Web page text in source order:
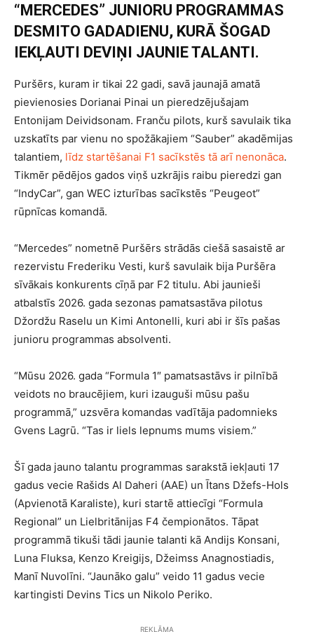
“MERCEDES” JUNIORU PROGRAMMAS
DESMITO GADADIENU, KURĀ ŠOGAD
IEKĻAUTI DEVIŅI JAUNIE TALANTI.
Puršērs, kuram ir tikai 22 gadi, savā jaunajā amatā
pievienosies Dorianai Pinai un pieredzējušajam
Entonijam Deividsonam. Franču pilots, kurš savulaik tika
uzskatīts par vienu no spožākajiem “Sauber” akadēmijas
talantiem, līdz startēšanai F1 sacīkstēs tā arī nenonāca.
Tikmēr pēdējos gados viņš uzkrājis raibu pieredzi gan
“IndyCar”, gan WEC izturības sacīkstēs “Peugeot”
rūpnīcas komandā.
“Mercedes” nometnē Puršērs strādās ciešā sasaistē ar
rezervistu Frederiku Vesti, kurš savulaik bija Puršēra
sīvākais konkurents cīņā par F2 titulu. Abi jaunieši
atbalstīs 2026. gada sezonas pamatsastāva pilotus
Džordžu Raselu un Kimi Antonelli, kuri abi ir šīs pašas
junioru programmas absolventi.
“Mūsu 2026. gada “Formula 1″ pamatsastāvs ir pilnībā
veidots no braucējiem, kuri izauguši mūsu pašu
programmā,” uzsvēra komandas vadītāja padomnieks
Gvens Lagrū. “Tas ir liels lepnums mums visiem.”
Šī gada jauno talantu programmas sarakstā iekļauti 17
gadus vecie Rašids Al Daheri (AAE) un Ītans Džefs-Hols
(Apvienotā Karaliste), kuri startē attiecīgi “Formula
Regional” un Lielbritānijas F4 čempionātos. Tāpat
programmā tikuši tādi jaunie talanti kā Andijs Konsani,
Luna Fluksa, Kenzo Kreigijs, Džeimss Anagnostiadis,
Manī Nuvolīni. “Jaunāko galu” veido 11 gadus vecie
kartingisti Devins Tics un Nikolo Periko.
REKLĀMA